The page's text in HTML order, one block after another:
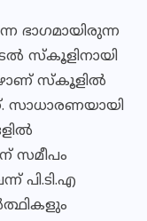
ഭാഗമായിരുന്ന
സ്‌കൂളിനായി
സ്‌കൂളില്‍
സാധാരണയായി
സമീപം
പി.ടി.എ